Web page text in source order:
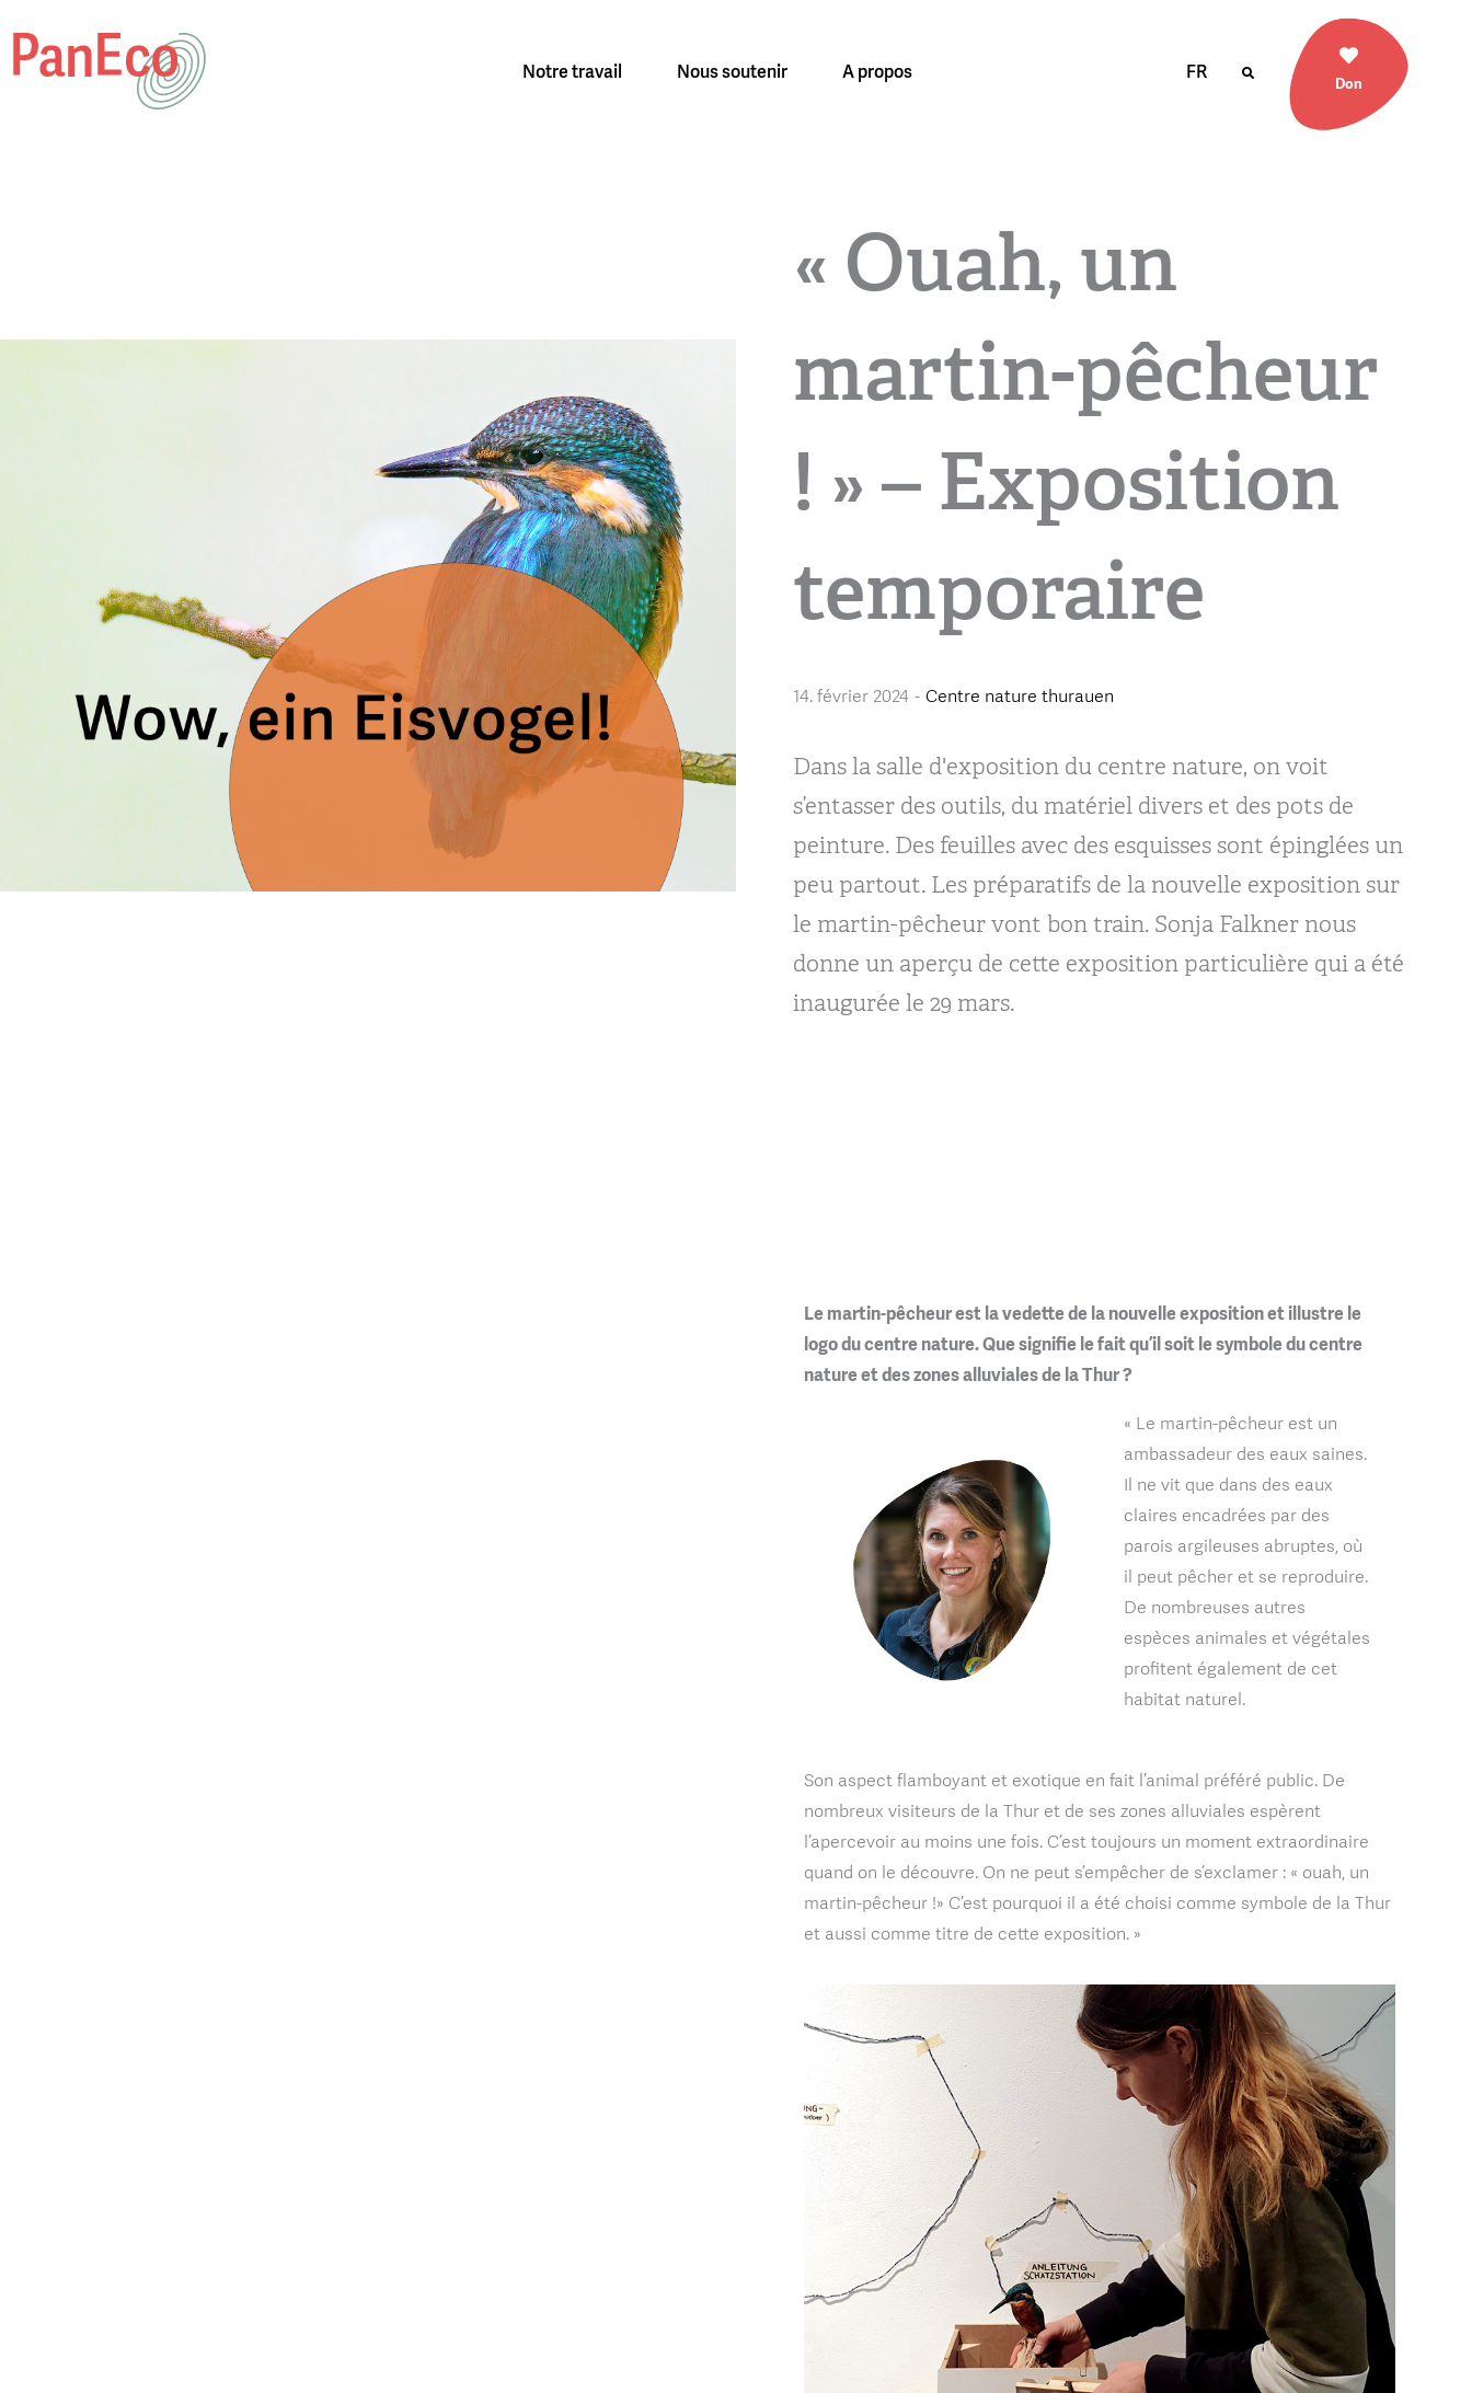
Notre travail Nous soutenir A propos FR
Don
« Ouah, un
martin-pêcheur
! » – Exposition
temporaire
14. février 2024 - Centre nature thurauen
Dans la salle d'exposition du centre nature, on voit
s’entasser des outils, du matériel divers et des pots de
peinture. Des feuilles avec des esquisses sont épinglées un
peu partout. Les préparatifs de la nouvelle exposition sur
le martin-pêcheur vont bon train. Sonja Falkner nous
donne un aperçu de cette exposition particulière qui a été
inaugurée le 29 mars.
Le martin-pêcheur est la vedette de la nouvelle exposition et illustre le
logo du centre nature. Que signifie le fait qu’il soit le symbole du centre
nature et des zones alluviales de la Thur ?
« Le martin-pêcheur est un
ambassadeur des eaux saines.
Il ne vit que dans des eaux
claires encadrées par des
parois argileuses abruptes, où
il peut pêcher et se reproduire.
De nombreuses autres
espèces animales et végétales
profitent également de cet
habitat naturel.
Son aspect flamboyant et exotique en fait l’animal préféré public. De
nombreux visiteurs de la Thur et de ses zones alluviales espèrent
l’apercevoir au moins une fois. C’est toujours un moment extraordinaire
quand on le découvre. On ne peut s’empêcher de s’exclamer : « ouah, un
martin-pêcheur !» C’est pourquoi il a été choisi comme symbole de la Thur
et aussi comme titre de cette exposition. »